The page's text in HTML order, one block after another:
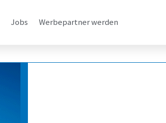
Jobs Werbepartner werden